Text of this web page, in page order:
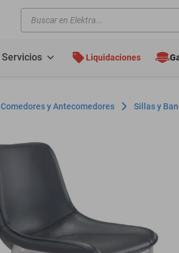
Buscar en Elektra...
Servicios Liquidaciones
Comedores y Antecomedores Sillas y
motos
refrigeradores
lavadoras
colchones
motoneta